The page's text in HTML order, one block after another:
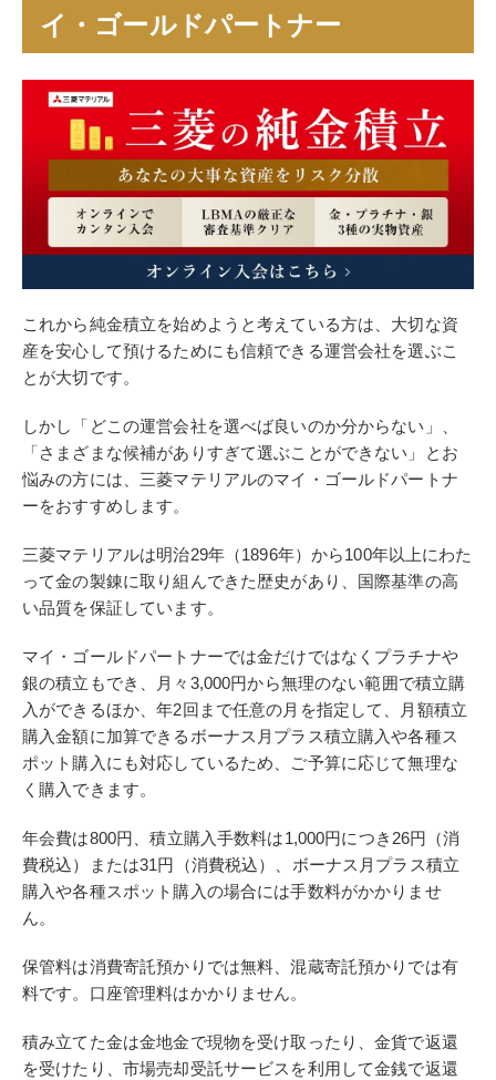
イ・ゴールドパートナー
これから純金積立を始めようと考えている方は、大切な資
産を安心して預けるためにも信頼できる運営会社を選ぶこ
とが大切です。
しかし「どこの運営会社を選べば良いのか分からない」、
「さまざまな候補がありすぎて選ぶことができない」とお
悩みの方には、三菱マテリアルのマイ・ゴールドパートナ
ーをおすすめします。
三菱マテリアルは明治29年（1896年）から100年以上にわた
って金の製錬に取り組んできた歴史があり、国際基準の高
い品質を保証しています。
マイ・ゴールドパートナーでは金だけではなくプラチナや
銀の積立もでき、月々3,000円から無理のない範囲で積立購
入ができるほか、年2回まで任意の月を指定して、月額積立
購入金額に加算できるボーナス月プラス積立購入や各種ス
ポット購入にも対応しているため、ご予算に応じて無理な
く購入できます。
年会費は800円、積立購入手数料は1,000円につき26円（消
費税込）または31円（消費税込）、ボーナス月プラス積立
購入や各種スポット購入の場合には手数料がかかりませ
ん。
保管料は消費寄託預かりでは無料、混蔵寄託預かりでは有
料です。口座管理料はかかりません。
積み立てた金は金地金で現物を受け取ったり、金貨で返還
を受けたり、市場売却受託サービスを利用して金銭で返還